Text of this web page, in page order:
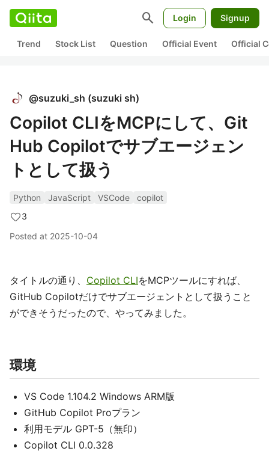
search Login Signup
Trend Stock List Question Official Event Official
@suzuki_sh (suzuki sh)
Copilot CLIをMCPにして、Git
Hub Copilotでサブエージェン
トとして扱う
Python JavaScript VSCode
copilot
3
Posted at 2025-10-04
タイトルの通り、 Copilot CLIをMCPツールにすれば、
GitHub Copilotだけでサブエージェントとして扱うこと
ができそうだったので、やってみました。
環境
VS Code 1.104.2 Windows ARM版
GitHub Copilot Proプラン
利用モデル GPT-5（無印）
Copilot CLI 0.0.328